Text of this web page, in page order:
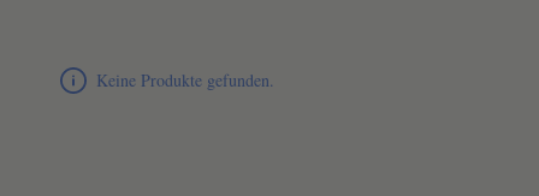
Keine Produkte gefunden.